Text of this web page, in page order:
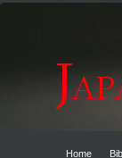
Home